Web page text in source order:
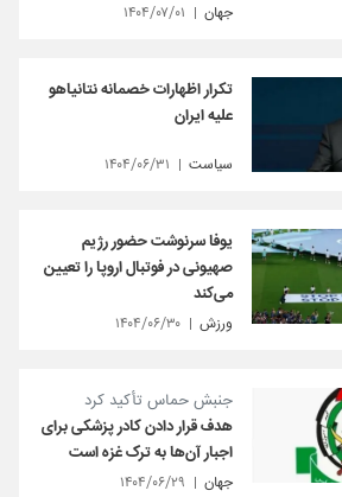
جهان ۱۴۰۴/۰۷/۰۱
تکرار اظهارات خصمانه نتانیاهو
علیه ایران
سیاست ۱۴۰۴/۰۶/۳۱
یوفا سرنوشت حضور رژیم
صهیونی در فوتبال اروپا را تعیین
می‌کند
ورزش ۱۴۰۴/۰۶/۳۰
جنبش حماس تأکید کرد
هدف قرار دادن کادر پزشکی برای
اجبار آن‌ها به ترک غزه است
جهان ۱۴۰۴/۰۶/۲۹